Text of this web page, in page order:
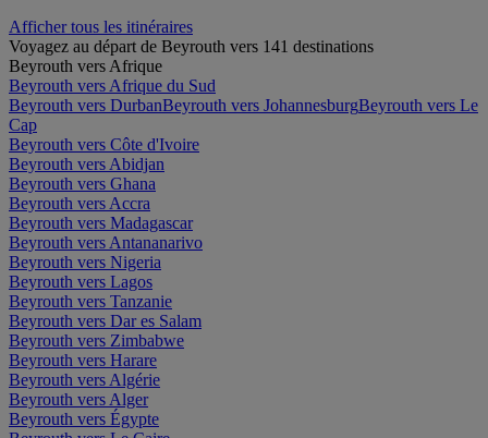
Afficher tous les itinéraires
Voyagez au départ de Beyrouth vers 141 destinations
Beyrouth vers Afrique
Beyrouth vers Afrique du Sud
Beyrouth vers DurbanBeyrouth vers JohannesburgBeyrouth vers Le
Cap
Beyrouth vers Côte d'Ivoire
Beyrouth vers Abidjan
Beyrouth vers Ghana
Beyrouth vers Accra
Beyrouth vers Madagascar
Beyrouth vers Antananarivo
Beyrouth vers Nigeria
Beyrouth vers Lagos
Beyrouth vers Tanzanie
Beyrouth vers Dar es Salam
Beyrouth vers Zimbabwe
Beyrouth vers Harare
Beyrouth vers Algérie
Beyrouth vers Alger
Beyrouth vers Égypte